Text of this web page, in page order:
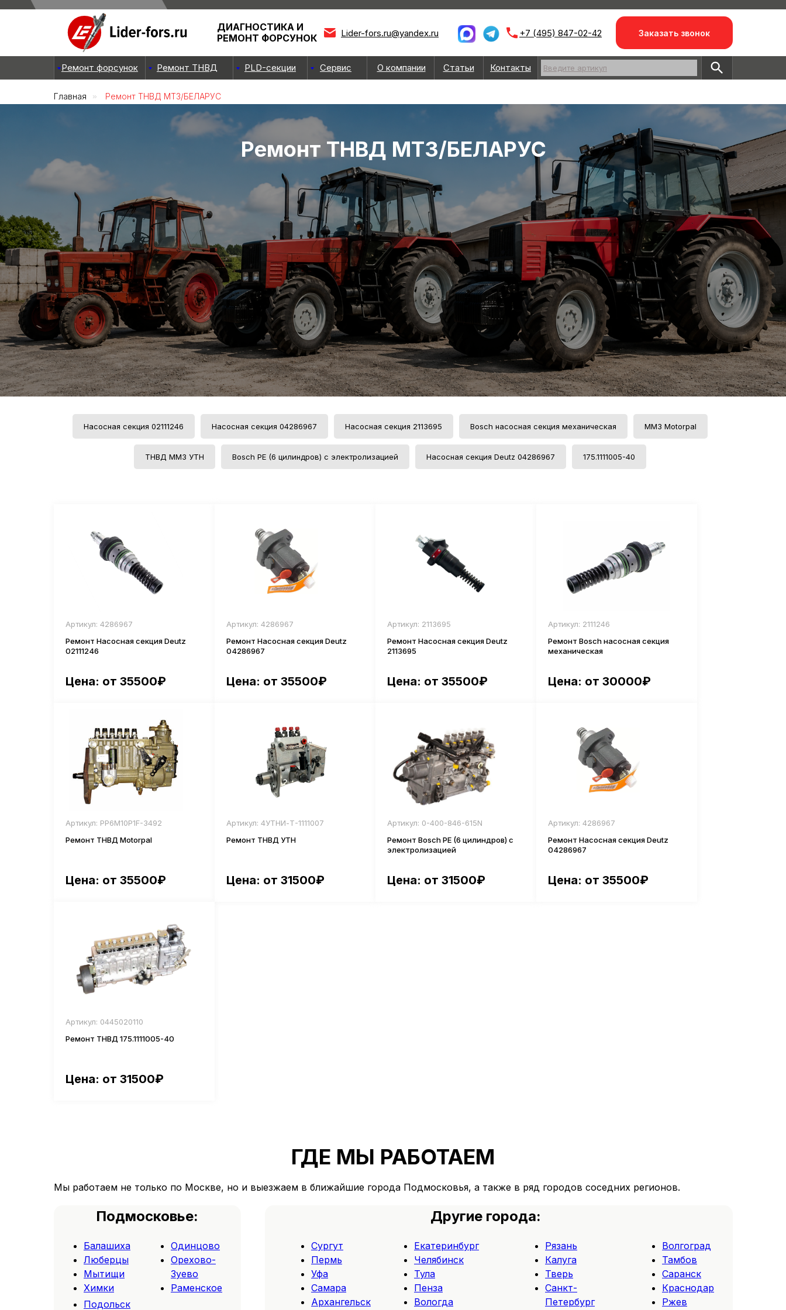
Контакты
О компании
Сервис
PLD-секции
Ремонт ТНВД Статьи
Ремонт форсунок
Lider-fors.ru@yandex.ru +7 (495) 847-02-42 Заказать звонок
ДИАГНОСТИКА И
РЕМОНТ ФОРСУНОК
Введите артикул
Главная » Ремонт ТНВД МТЗ/БЕЛАРУС
Ремонт ТНВД МТЗ/БЕЛАРУС
Насосная секция 02111246 Насосная секция 04286967 Насосная секция 2113695 Bosch насосная секция механическая ММЗ Motorpal
ТНВД ММЗ УТН Bosch PE (6 цилиндров) с электролизацией Насосная секция Deutz 04286967 175.1111005-40
Цена: от 35500₽
Ремонт Насосная секция Deutz
02111246
Артикул: 4286967
Цена: от 35500₽
Ремонт Насосная секция Deutz
04286967
Артикул: 4286967
Цена: от 35500₽
Ремонт Насосная секция Deutz
2113695
Артикул: 2113695
Цена: от 30000₽
Ремонт Bosch насосная секция
механическая
Артикул: 2111246
Цена: от 35500₽
Ремонт ТНВД Motorpal
Артикул: PP6M10P1F-3492
Цена: от 31500₽
Ремонт ТНВД УТН
Артикул: 4УТНИ-Т-1111007
Цена: от 31500₽
Ремонт Bosch PE (6 цилиндров) с
электролизацией
Артикул: 0-400-846-615N
Цена: от 35500₽
Ремонт Насосная секция Deutz
04286967
Артикул: 4286967
Цена: от 31500₽
Ремонт ТНВД 175.1111005-40
Артикул: 0445020110
ГДЕ МЫ РАБОТАЕМ
Мы работаем не только по Москве, но и выезжаем в ближайшие города Подмосковья, а также в ряд городов соседних регионов.
Подмосковье: Другие города:
Сургут
Пермь
Уфа
Самара
Архангельск
Волгоград
Тамбов
Саранск
Краснодар
Ржев
Балашиха
Люберцы
Мытищи
Химки
Екатеринбург
Челябинск
Тула
Пенза
Вологда
Рязань
Калуга
Тверь
Санкт-
Петербург
Одинцово
Орехово-
Зуево
Раменское
Подольск